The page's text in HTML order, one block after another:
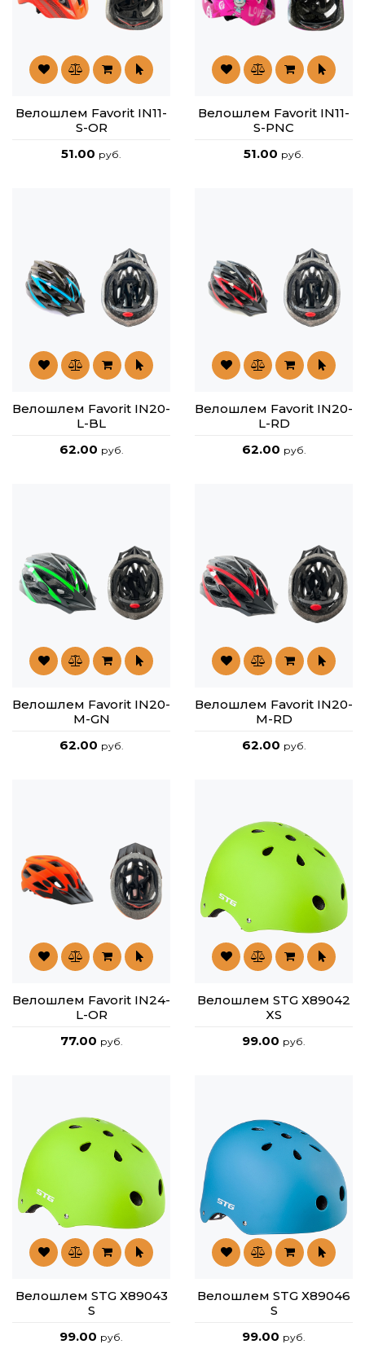
Велошлем Favorit IN11-
S-OR
51.00 руб.
Велошлем Favorit IN11-
S-PNC
51.00 руб.
Велошлем Favorit IN20-
L-BL
62.00 руб.
Велошлем Favorit IN20-
L-RD
62.00 руб.
Велошлем Favorit IN20-
M-GN
62.00 руб.
Велошлем Favorit IN20-
M-RD
62.00 руб.
Велошлем Favorit IN24-
L-OR
77.00 руб.
Велошлем STG Х89042
XS
99.00 руб.
Велошлем STG Х89043
S
99.00 руб.
Велошлем STG Х89046
S
99.00 руб.